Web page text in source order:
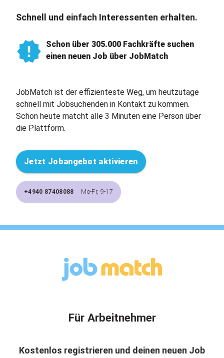
Schnell und einfach Interessenten erhalten.
Schon über 305.000 Fachkräfte suchen
einen neuen Job über JobMatch
JobMatch ist der effizienteste Weg, um heutzutage
schnell mit Jobsuchenden in Kontakt zu kommen.
Schon heute matcht alle 3 Minuten eine Person über
die Plattform.
Jetzt Jobangebot aktivieren
+4940 87408088 Mo-Fr, 9-17
Für Arbeitnehmer
Kostenlos registrieren und deinen neuen Job